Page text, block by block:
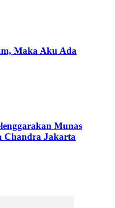
Maka Aku Ada
Munas
Chandra Jakarta